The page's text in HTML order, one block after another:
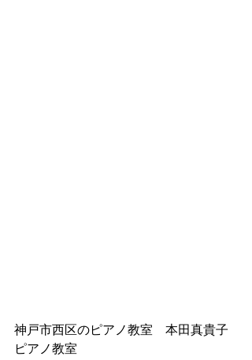
神戸市西区のピアノ教室　本田真貴子
ピアノ教室